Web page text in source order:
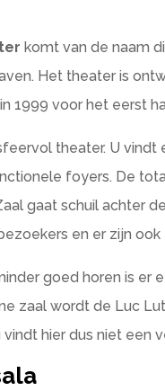
komt van de naam
Het theater is
1999 voor het eerst
theater. U
foyers. De
gaat schuil achter
en er zijn
goed horen is er
zaal wordt de Luc
hier dus niet een